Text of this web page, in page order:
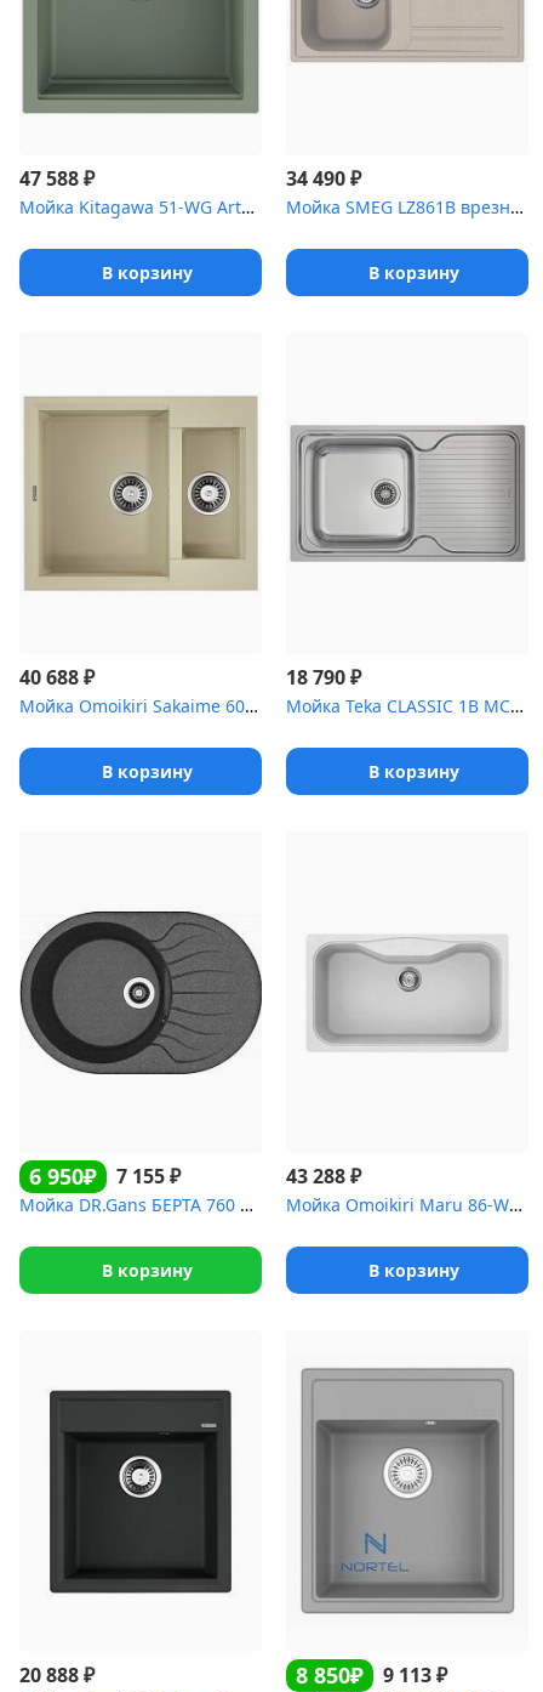
47 588₽
Мойка Kitagawa 51-WG Artceramic/wind green
В корзину
34 490₽
Мойка SMEG LZ861B врезная оборачиваемая, цвет белый
В корзину
40 688₽
Мойка Omoikiri Sakaime 60-2-BE Tetogranit/ваниль
В корзину
18 790₽
Мойка Teka CLASSIC 1B MCTXT (40109611) Микротекстура
В корзину
6 950₽ 7 155₽
Мойка DR.Gans БЕРТА 760 черный
В корзину
43 288₽
Мойка Omoikiri Maru 86-WH Tetogranit/белый
В корзину
20 888₽ 8 850₽ 9 113₽